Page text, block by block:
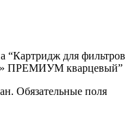
“Картридж для фильтров
ПРЕМИУМ кварцевый”
Обязательные поля